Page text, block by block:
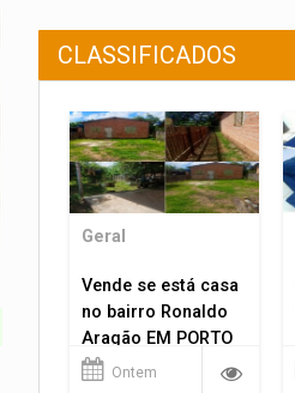
CLASSIFICADOS
Geral
Vende se está casa
no bairro Ronaldo
Aragão EM PORTO
VELHO RO.
Ontem